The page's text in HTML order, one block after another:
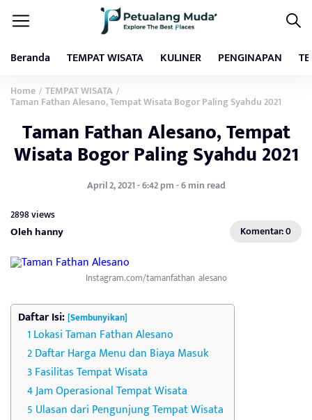
Beranda TEMPAT WISATA KULINER PENGINAPAN
Home / TEMPAT WISATA /
Taman Fathan Alesano, Tempat Wisata Bogor Paling Syahdu 2021
Taman Fathan Alesano, Tempat
Wisata Bogor Paling Syahdu 2021
April 2, 2021 - 6:42 pm - 6 min read
2898 views
Oleh hanny Komentar: 0
Instagram.com/tamanfathan_alesano
Daftar Isi:[Sembunyikan]
Lokasi Taman Fathan Alesano
Daftar Harga Menu dan Biaya Masuk
Fasilitas Tempat Wisata
Jam Operasional Tempat Wisata
Ulasan dari Pengunjung Tempat Wisata